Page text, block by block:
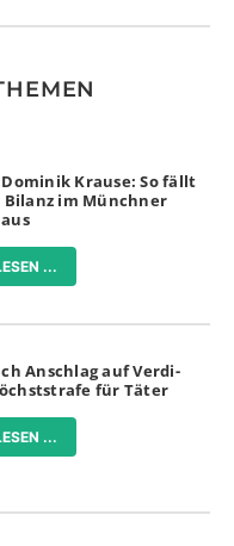
Dominik Krause: So fällt
Bilanz im Münchner
...
Anschlag auf Verdi-
für Täter
...